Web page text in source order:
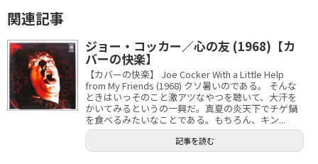
関連記事
ジョー・コッカー／心の友 (1968)【カ
バーの快楽】
【カバーの快楽】 Joe Cocker With a Little Help
from My Friends (1968) クソ暑いのである。 そんな
ときはいっそのこと激アツなやつを聴いて、大汗を
かいてみるというの一興だ。真夏の炎天下でチゲ鍋
を食べるみたいなことである。もちろん、キン...
記事を読む